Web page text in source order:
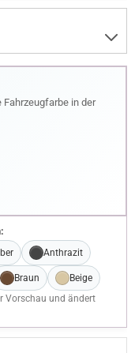
in der
Anthrazit
Braun
Beige
Vorschau und ändert